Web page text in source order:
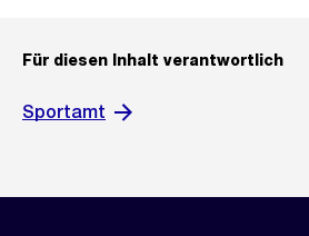
Für diesen Inhalt verantwortlich
Sportamt